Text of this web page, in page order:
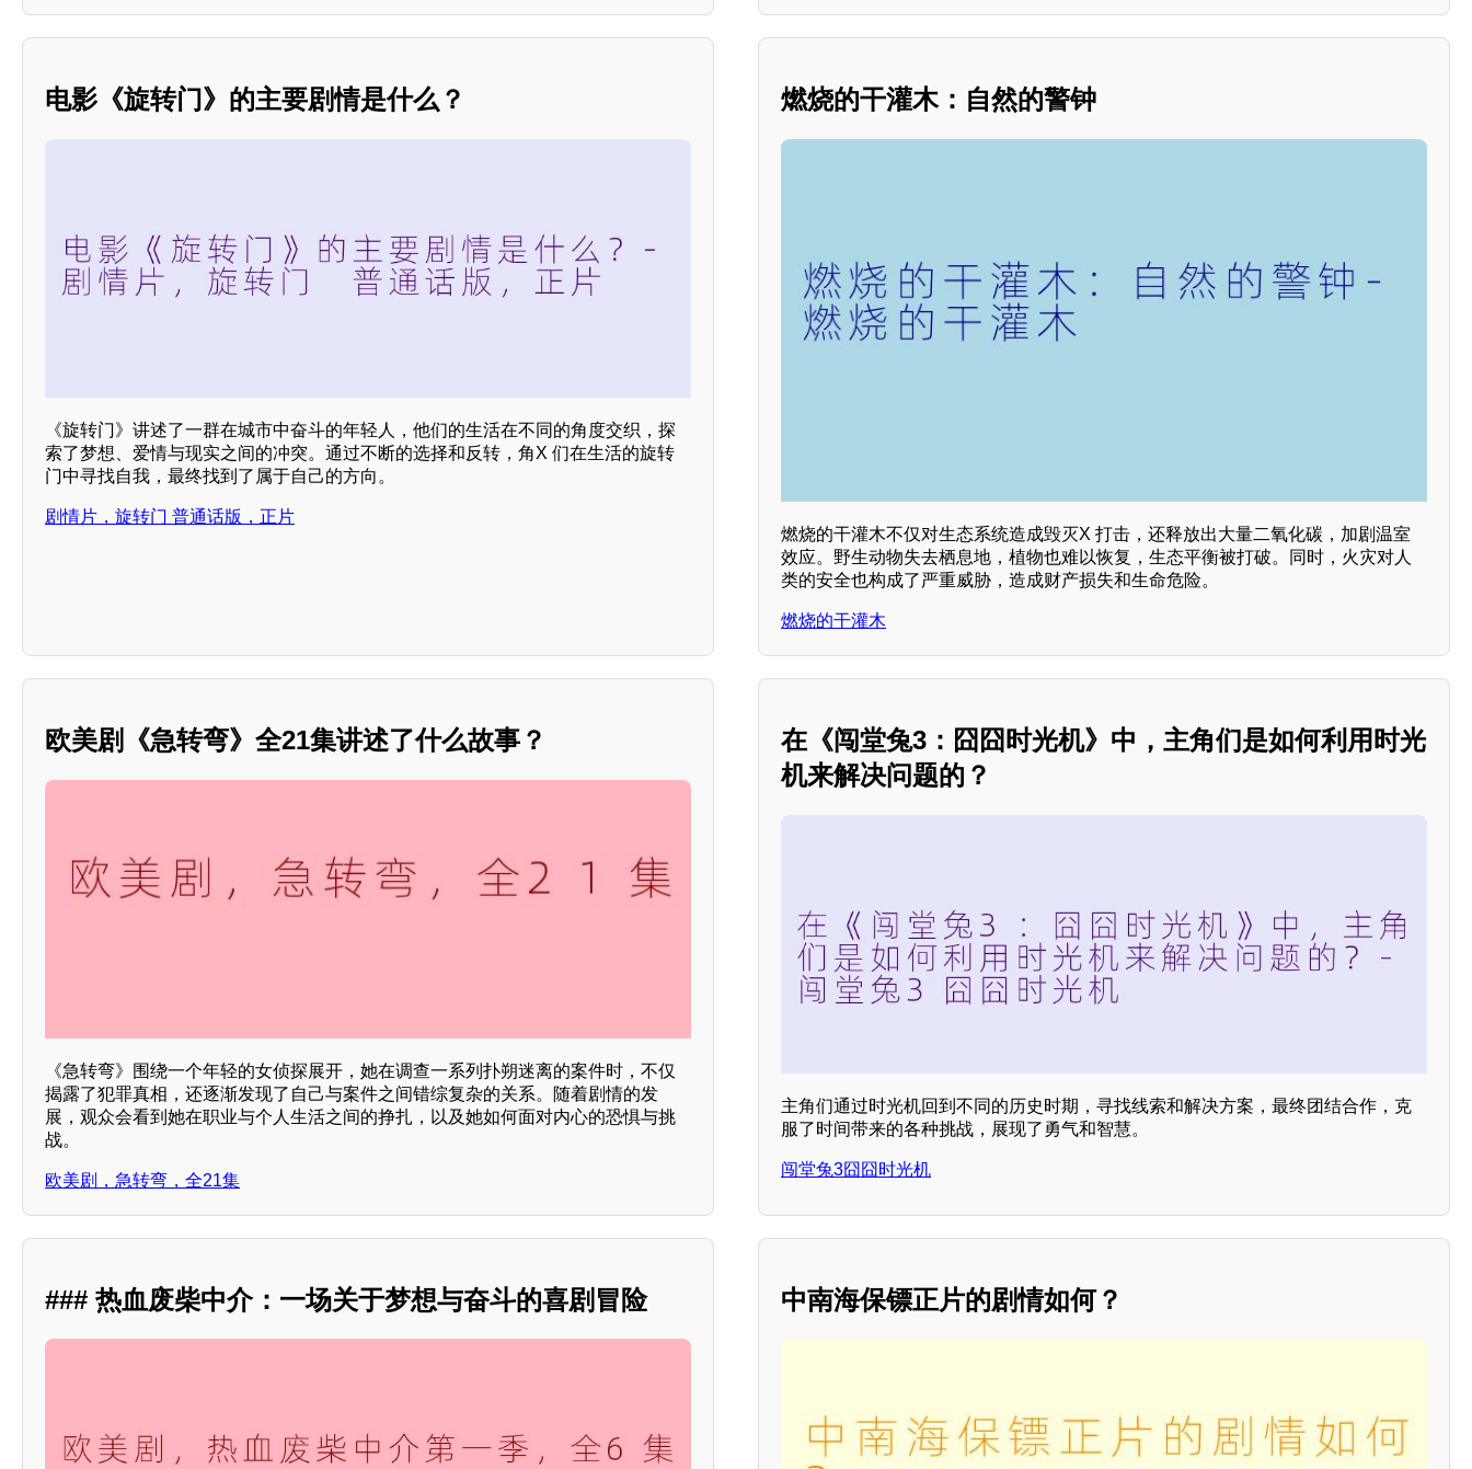
电影《旋转门》的主要剧情是什么？
《旋转门》讲述了一群在城市中奋斗的年轻人，他们的生活在不同的角度交织，探
索了梦想、爱情与现实之间的冲突。通过不断的选择和反转，角X 们在生活的旋转
门中寻找自我，最终找到了属于自己的方向。
剧情片，旋转门 普通话版，正片
燃烧的干灌木：自然的警钟
燃烧的干灌木不仅对生态系统造成毁灭X 打击，还释放出大量二氧化碳，加剧温室
效应。野生动物失去栖息地，植物也难以恢复，生态平衡被打破。同时，火灾对人
类的安全也构成了严重威胁，造成财产损失和生命危险。
燃烧的干灌木
欧美剧《急转弯》全21集讲述了什么故事？
《急转弯》围绕一个年轻的女侦探展开，她在调查一系列扑朔迷离的案件时，不仅
揭露了犯罪真相，还逐渐发现了自己与案件之间错综复杂的关系。随着剧情的发
展，观众会看到她在职业与个人生活之间的挣扎，以及她如何面对内心的恐惧与挑
战。
欧美剧，急转弯，全21集
在《闯堂兔3：囧囧时光机》中，主角们是如何利用时光
机来解决问题的？
主角们通过时光机回到不同的历史时期，寻找线索和解决方案，最终团结合作，克
服了时间带来的各种挑战，展现了勇气和智慧。
闯堂兔3囧囧时光机
### 热血废柴中介：一场关于梦想与奋斗的喜剧冒险 中南海保镖正片的剧情如何？